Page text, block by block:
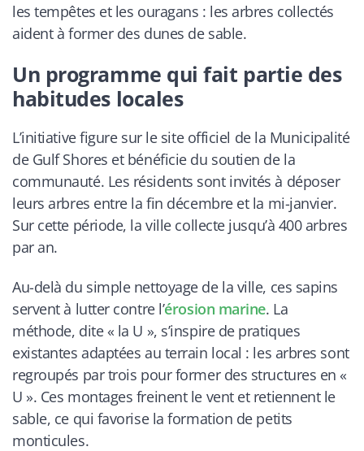
les tempêtes et les ouragans : les arbres collectés
aident à former des dunes de sable.
Un programme qui fait partie des
habitudes locales
L’initiative figure sur le site officiel de la Municipalité
de Gulf Shores et bénéficie du soutien de la
communauté. Les résidents sont invités à déposer
leurs arbres entre la fin décembre et la mi-janvier.
Sur cette période, la ville collecte jusqu’à 400 arbres
par an.
Au-delà du simple nettoyage de la ville, ces sapins
servent à lutter contre l’érosion marine. La
méthode, dite « la U », s’inspire de pratiques
existantes adaptées au terrain local : les arbres sont
regroupés par trois pour former des structures en «
U ». Ces montages freinent le vent et retiennent le
sable, ce qui favorise la formation de petits
monticules.